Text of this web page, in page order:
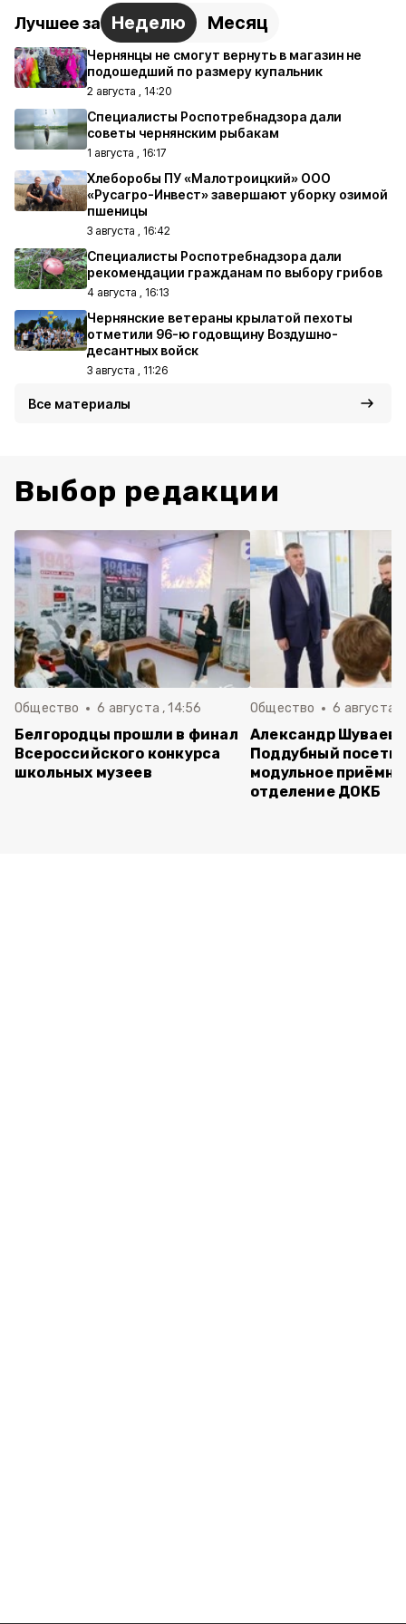
Лучшее за Неделю Месяц
Чернянцы не смогут вернуть в магазин не
подошедший по размеру купальник
2 августа , 14:20
Специалисты Роспотребнадзора дали
советы чернянским рыбакам
1 августа , 16:17
Хлеборобы ПУ «Малотроицкий» ООО
«Русагро-Инвест» завершают уборку озимой
пшеницы
3 августа , 16:42
Специалисты Роспотребнадзора дали
рекомендации гражданам по выбору грибов
4 августа , 16:13
Чернянские ветераны крылатой пехоты
отметили 96-ю годовщину Воздушно-
десантных войск
3 августа , 11:26
Все материалы
Выбор редакции
Общество 6 августа , 14:56
Белгородцы прошли в финал
Всероссийского конкурса
школьных музеев
Общество 6 августа ,
Александр Шуваев
Поддубный
модульное
отделение ДОКБ